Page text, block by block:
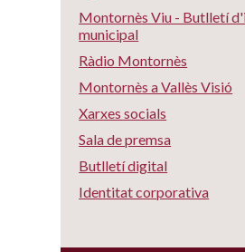
Montornès Viu - Butlletí
municipal
Ràdio Montornès
Montornès a Vallès Visió
Xarxes socials
Sala de premsa
Butlletí digital
Identitat corporativa